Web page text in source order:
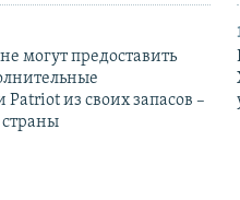
могут предоставить
Patriot из своих запасов –